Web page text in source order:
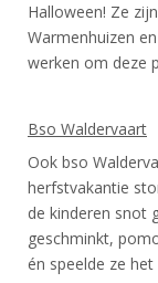
Halloween! Ze
Warmenhuizen
werken om deze
Bso Waldervaart
Ook bso
herfstvakantie
de kinderen snot
geschminkt,
én speelde ze